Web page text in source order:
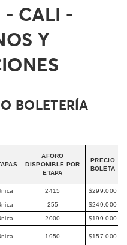
- CALI -
Y
BOLETERÍA
AFORO
DISPONIBLE POR
ETAPA
PRECIO
BOLETA
2415 $299.000
255 $249.000
2000 $199.000
1950 $157.000